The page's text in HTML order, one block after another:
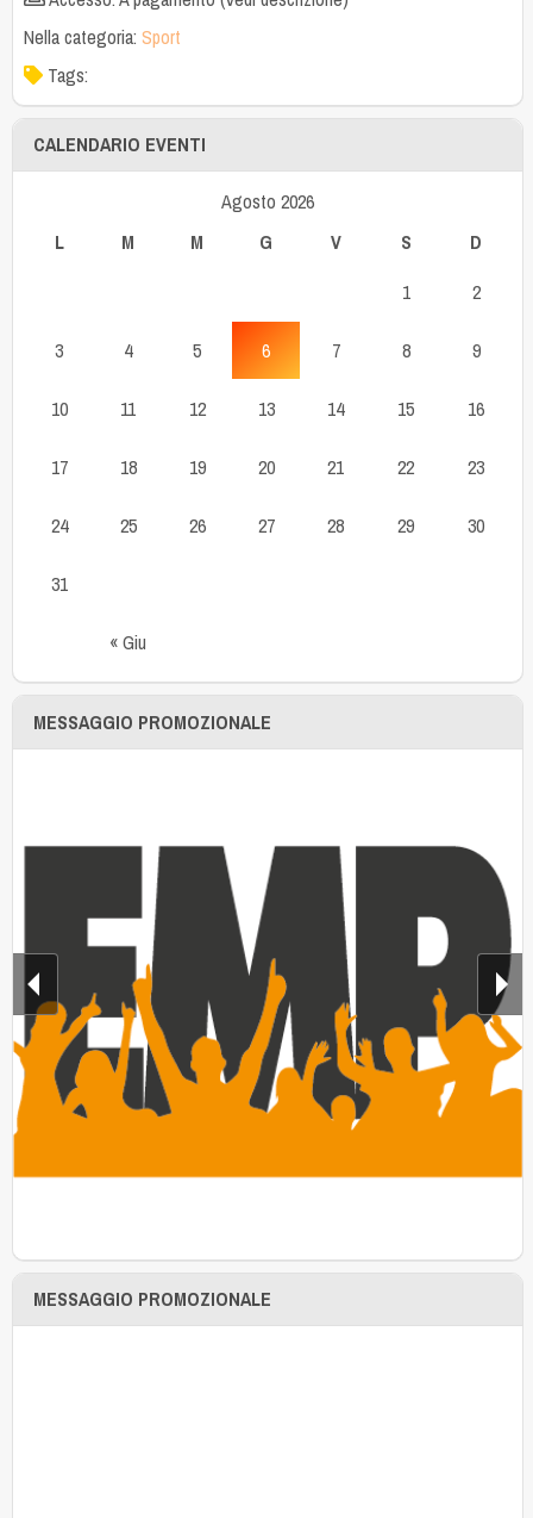
Nella categoria: Sport
Tags:
CALENDARIO EVENTI
Agosto 2026
L
M M G V S D
« Giu
1 2
3 4 5 6 7 8 9
10 11 12 13 14 15 16
17 18 19 20 21 22 23
24 25 26 27 28 29 30
31
MESSAGGIO PROMOZIONALE
MESSAGGIO PROMOZIONALE